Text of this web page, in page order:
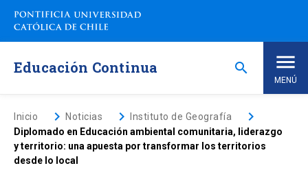
Saltar
contenido
Educación Continua search
MENÚ
Inicio
Nosotros
Inicio keyboard_arrow_rightNoticias keyboard_arrow_right Instituto de Geografía keyboard_arrow_right
Diplomado en Educación ambiental comunitaria, liderazgo
y territorio: una apuesta por transformar los territorios
desde lo local